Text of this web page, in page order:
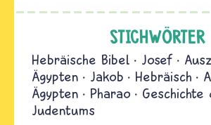
STICHWÖRTER
Hebräische Bibel Josef
Ägypten
Jakob Hebräisch
Ägypten
Pharao
Geschichte
Judentums